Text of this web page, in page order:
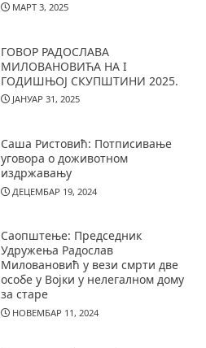
МАРТ 3, 2025
ГОВОР РАДОСЛАВА
МИЛОВАНОВИЋА НА I
ГОДИШЊОЈ СКУПШТИНИ 2025.
ЈАНУАР 31, 2025
Саша Ристовић: Потписивање
уговора о доживотном
издржавању
ДЕЦЕМБАР 19, 2024
Саопштење: Председник
Удружења Радослав
Миловановић у вези смрти две
особе у Војки у нелегалном дому
за старе
НОВЕМБАР 11, 2024